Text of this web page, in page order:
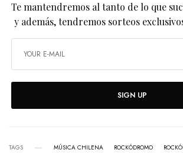
Te mantendremos al tanto de lo que
y además, tendremos sorteos
SIGN UP
TAGS MÚSICA CHILENA ROCKÓDROMO